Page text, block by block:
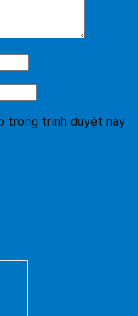
trong trình duyệt này